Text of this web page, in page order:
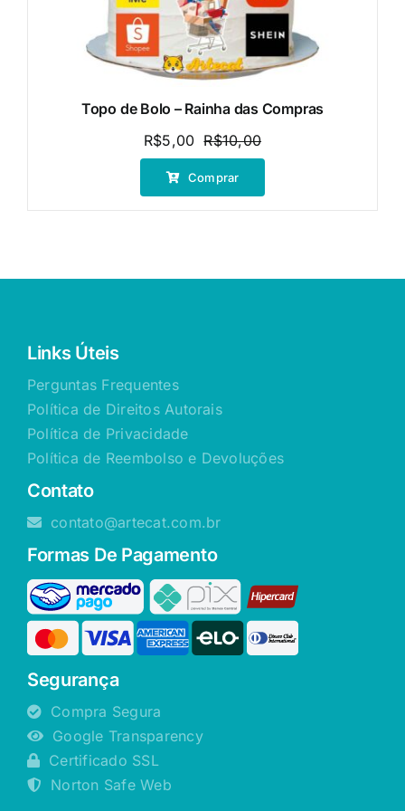
Topo de Bolo – Rainha das Compras
R$10,00O
preço
era:
R$5,00
O
preço
é:
Comprar
Links Úteis
Perguntas Frequentes
Política de Direitos Autorais
Política de Privacidade
Política de Reembolso e Devoluções
Contato
contato@artecat.com.br
Formas De Pagamento
Segurança
Compra Segura
Google Transparency
Certificado SSL
Norton Safe Web